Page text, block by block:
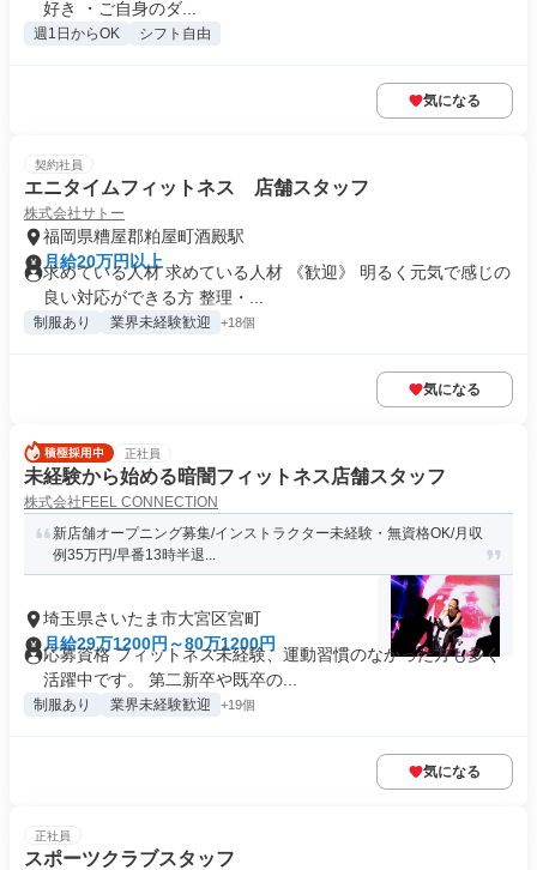
好き ・ご自身のダ...
週1日からOK シフト自由
気になる
契約社員
エニタイムフィットネス 店舗スタッフ
株式会社サトー
福岡県糟屋郡粕屋町酒殿駅
月給20万円以上
求めている人材 求めている人材 《歓迎》 明るく元気で感じの
良い対応ができる方 整理・...
制服あり 業界未経験歓迎 +18個
気になる
正社員
未経験から始める暗闇フィットネス店舗スタッフ
株式会社FEEL CONNECTION
新店舗オープニング募集/インストラクター未経験・無資格OK/月収
例35万円/早番13時半退...
埼玉県さいたま市大宮区宮町
月給29万1200円～80万1200円
応募資格 フィットネス未経験、運動習慣のなかった方も多く
活躍中です。 第二新卒や既卒の...
制服あり 業界未経験歓迎 +19個
気になる
正社員
スポーツクラブスタッフ